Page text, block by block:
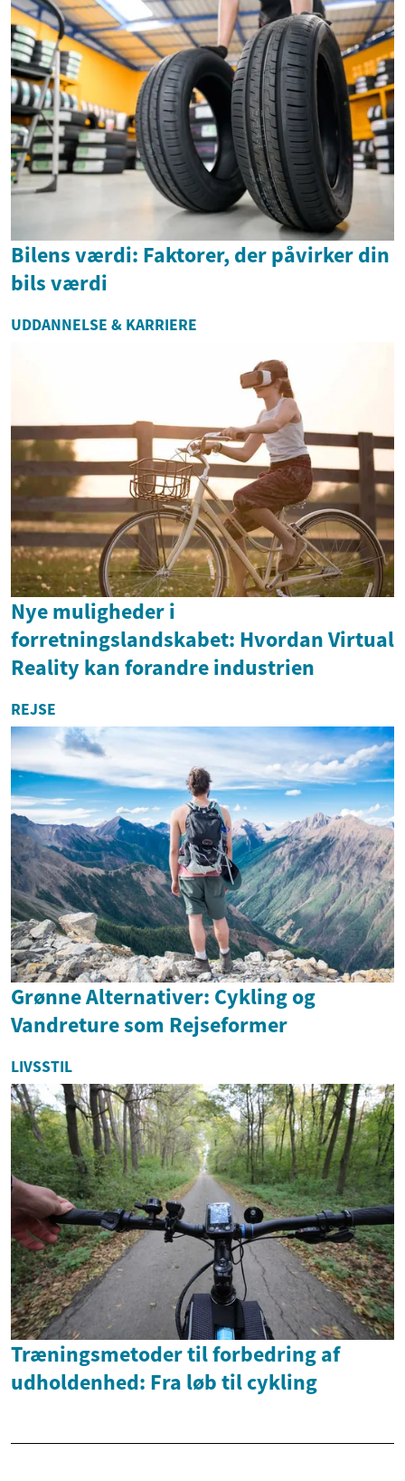
Bilens værdi: Faktorer, der påvirker din
bils værdi
UDDANNELSE & KARRIERE
Nye muligheder i
forretningslandskabet: Hvordan Virtual
Reality kan forandre industrien
REJSE
Grønne Alternativer: Cykling og
Vandreture som Rejseformer
LIVSSTIL
Træningsmetoder til forbedring af
udholdenhed: Fra løb til cykling